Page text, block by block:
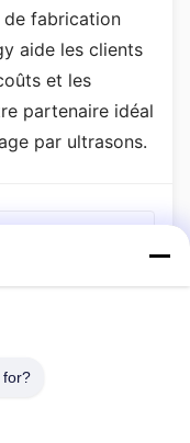
de fabrication
aide les clients
et les
partenaire idéal
par ultrasons.
du
automobile
le nettoyage par
for?